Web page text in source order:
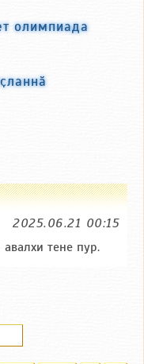
олимпиада
2025.06.21 00:15
тене пур.